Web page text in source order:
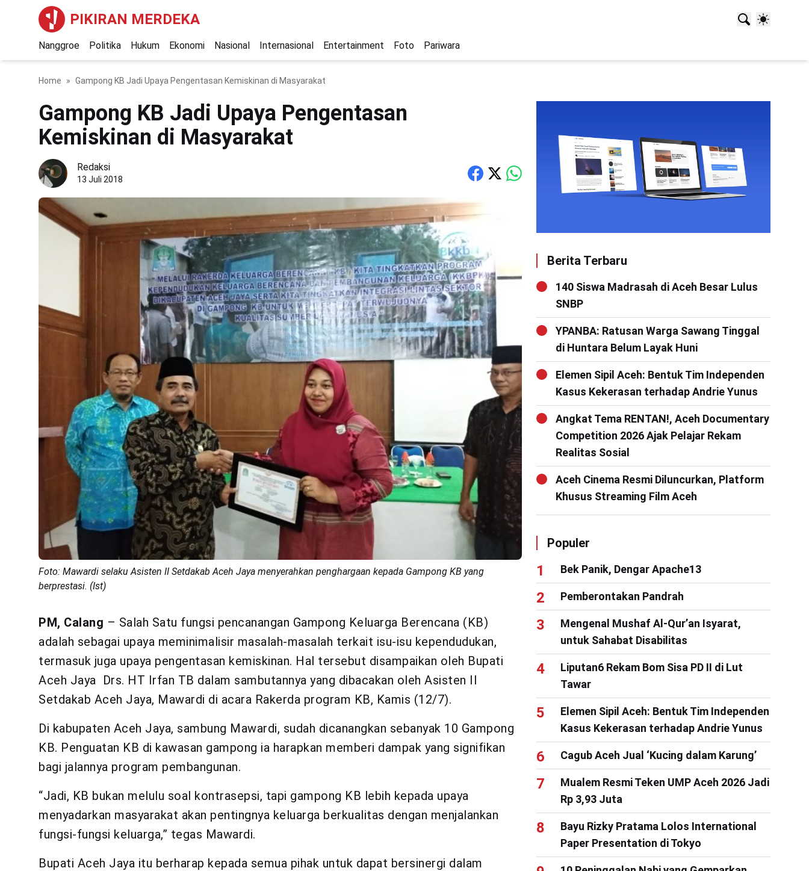
PIKIRAN MERDEKA
Nanggroe Politika Hukum Ekonomi Nasional Internasional Entertainment Foto Pariwara
Home Gampong KB Jadi Upaya Pengentasan Kemiskinan di Masyarakat
Gampong KB Jadi Upaya Pengentasan
Kemiskinan di Masyarakat
Redaksi
13 Juli 2018
Foto: Mawardi selaku Asisten II Setdakab Aceh Jaya menyerahkan penghargaan kepada Gampong KB yang
berprestasi. (Ist)
PM, Calang – Salah Satu fungsi pencanangan Gampong Keluarga Berencana (KB)
adalah sebagai upaya meminimalisir masalah-masalah terkait isu-isu kependudukan,
termasuk juga upaya pengentasan kemiskinan. Hal tersebut disampaikan oleh Bupati
Aceh Jaya Drs. HT Irfan TB dalam sambutannya yang dibacakan oleh Asisten II
Setdakab Aceh Jaya, Mawardi di acara Rakerda program KB, Kamis (12/7).
Di kabupaten Aceh Jaya, sambung Mawardi, sudah dicanangkan sebanyak 10 Gampong
KB. Penguatan KB di kawasan gampong ia harapkan memberi dampak yang signifikan
bagi jalannya program pembangunan.
“Jadi, KB bukan melulu soal kontrasepsi, tapi gampong KB lebih kepada upaya
menyadarkan masyarakat akan pentingnya keluarga berkualitas dengan menjalankan
fungsi-fungsi keluarga,” tegas Mawardi.
Bupati Aceh Jaya itu berharap kepada semua pihak untuk dapat bersinergi dalam
Berita Terbaru
140 Siswa Madrasah di Aceh Besar Lulus
SNBP
YPANBA: Ratusan Warga Sawang Tinggal
di Huntara Belum Layak Huni
Elemen Sipil Aceh: Bentuk Tim Independen
Kasus Kekerasan terhadap Andrie Yunus
Angkat Tema RENTAN!, Aceh Documentary
Competition 2026 Ajak Pelajar Rekam
Realitas Sosial
Aceh Cinema Resmi Diluncurkan, Platform
Khusus Streaming Film Aceh
Populer
Bek Panik, Dengar Apache13
Pemberontakan Pandrah
Mengenal Mushaf Al-Qur’an Isyarat,
untuk Sahabat Disabilitas
Liputan6 Rekam Bom Sisa PD II di Lut
Tawar
Elemen Sipil Aceh: Bentuk Tim Independen
Kasus Kekerasan terhadap Andrie Yunus
Cagub Aceh Jual ‘Kucing dalam Karung’
Mualem Resmi Teken UMP Aceh 2026 Jadi
Rp 3,93 Juta
Bayu Rizky Pratama Lolos International
Paper Presentation di Tokyo